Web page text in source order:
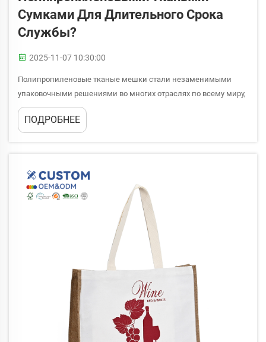
Сумками Для Длительного Срока
Службы?
2025-11-07 10:30:00
Полипропиленовые тканые мешки стали незаменимыми
упаковочными решениями во многих отраслях по всему миру,
обеспечивая прочность и универсальность, которым
немногие материалы могут сравниться. В то время как многие
ПОДРОБНЕЕ